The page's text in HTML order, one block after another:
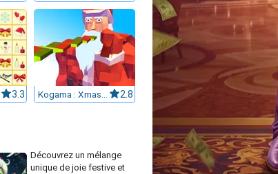
3.3 Kogama : Xmas Parkour 2.8
Découvrez un mélange
unique de joie festive et